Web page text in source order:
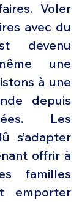
Voler
avec du
devenu
une
à une
depuis
Les
s’adapter
offrir à
familles
emporter